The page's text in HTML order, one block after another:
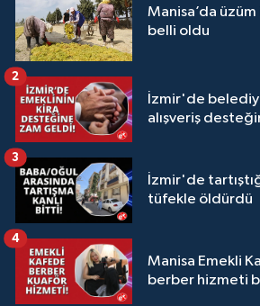
Manisa’da
belli oldu
İzmir'de
alışveriş
2
İzmir'de
tüfekle öldürdü
3
Manisa Emekli
berber hizmeti
4